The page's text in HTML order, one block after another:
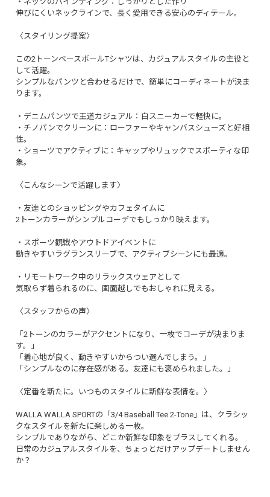
伸びにくいネックラインで、長く愛用できる安心のディテール。
〈スタイリング提案〉
この2トーンベースボールTシャツは、カジュアルスタイルの主役と
して活躍。
シンプルなパンツと合わせるだけで、簡単にコーディネートが決ま
ります。
・デニムパンツで王道カジュアル：白スニーカーで軽快に。
・チノパンでクリーンに：ローファーやキャンバスシューズと好相
性。
・ショーツでアクティブに：キャップやリュックでスポーティな印
象。
〈こんなシーンで活躍します〉
・友達とのショッピングやカフェタイムに
2トーンカラーがシンプルコーデでもしっかり映えます。
・スポーツ観戦やアウトドアイベントに
動きやすいラグランスリーブで、アクティブシーンにも最適。
・リモートワーク中のリラックスウェアとして
気取らず着られるのに、画面越しでもおしゃれに見える。
〈スタッフからの声〉
「2トーンのカラーがアクセントになり、一枚でコーデが決まりま
す。」
「着心地が良く、動きやすいからつい選んでしまう。」
「シンプルなのに存在感がある。友達にも褒められました。」
〈定番を新たに。いつものスタイルに新鮮な表情を。〉
WALLA WALLA SPORTの「3/4 Baseball Tee 2-Tone」は、クラシッ
クなスタイルを新たに楽しめる一枚。
シンプルでありながら、どこか新鮮な印象をプラスしてくれる。
日常のカジュアルスタイルを、ちょっとだけアップデートしません
か？